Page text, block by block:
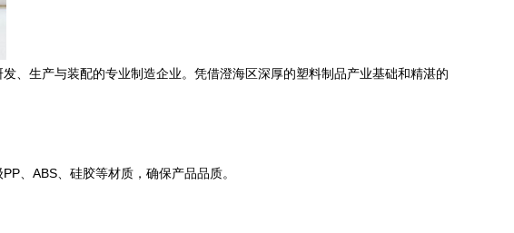
、生产与装配的专业制造企业。凭借澄海区深厚的塑料制品产业基础和精湛的
、ABS、硅胶等材质，确保产品品质。